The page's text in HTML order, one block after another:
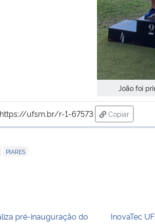
João foi
https://ufsm.br/r-1-67573
Copiar
para área
PIARES
pré-inauguração do
InovaTec